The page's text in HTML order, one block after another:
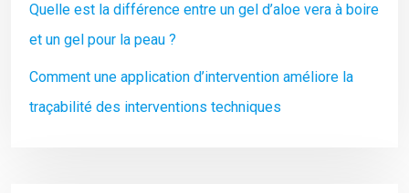
Quelle est la différence entre un gel d’aloe vera à boire
et un gel pour la peau ?
Comment une application d’intervention améliore la
traçabilité des interventions techniques